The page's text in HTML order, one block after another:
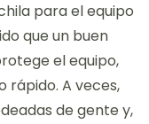
para el equipo
que un buen
el equipo,
rápido. A veces,
de gente y,